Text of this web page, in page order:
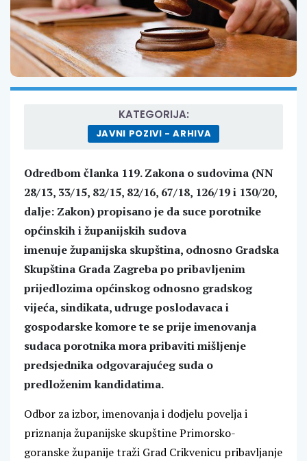
KATEGORIJA:
JAVNI POZIVI - ARHIVA
Odredbom članka 119. Zakona o sudovima (NN
28/13, 33/15, 82/15, 82/16, 67/18, 126/19 i 130/20,
dalje: Zakon) propisano je da suce porotnike
općinskih i županijskih sudova
imenuje županijska skupština, odnosno Gradska
Skupština Grada Zagreba po pribavljenim
prijedlozima općinskog odnosno gradskog
vijeća, sindikata, udruge poslodavaca i
gospodarske komore te se prije imenovanja
sudaca porotnika mora pribaviti mišljenje
predsjednika odgovarajućeg suda o
predloženim kandidatima.
Odbor za izbor, imenovanja i dodjelu povelja i
priznanja županijske skupštine Primorsko-
goranske županije traži Grad Crikvenicu pribavljanje